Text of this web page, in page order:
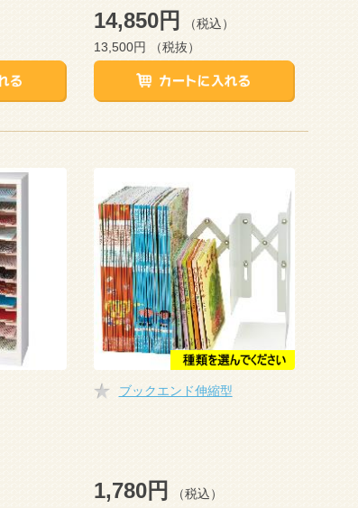
14,850円
（税込）
13,500円
（税抜）
ブックエンド伸縮型
1,780円
（税込）